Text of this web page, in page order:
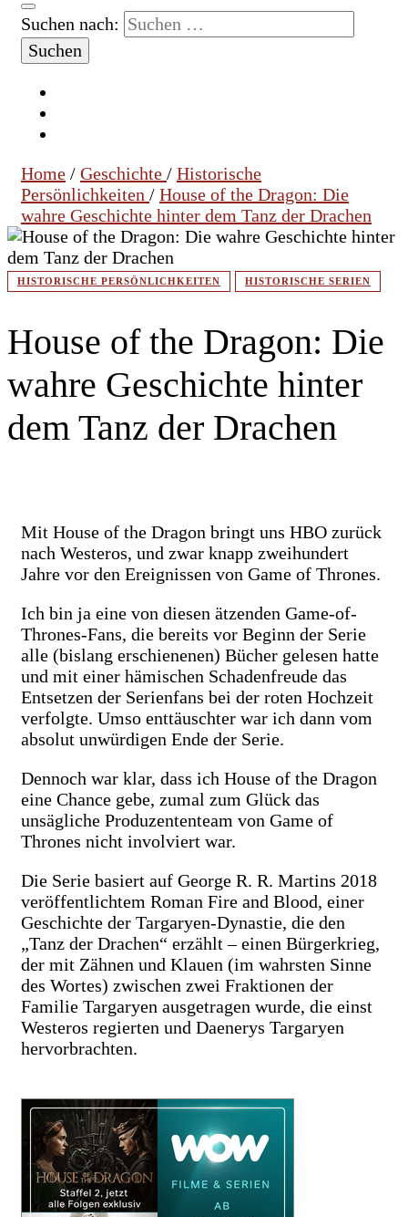
Suchen nach:
Home / Geschichte / Historische
Persönlichkeiten / House of the Dragon: Die
wahre Geschichte hinter dem Tanz der Drachen
HISTORISCHE PERSÖNLICHKEITEN HISTORISCHE SERIEN
House of the Dragon: Die
wahre Geschichte hinter
dem Tanz der Drachen
Mit House of the Dragon bringt uns HBO zurück
nach Westeros, und zwar knapp zweihundert
Jahre vor den Ereignissen von Game of Thrones.
Ich bin ja eine von diesen ätzenden Game-of-
Thrones-Fans, die bereits vor Beginn der Serie
alle (bislang erschienenen) Bücher gelesen hatte
und mit einer hämischen Schadenfreude das
Entsetzen der Serienfans bei der roten Hochzeit
verfolgte. Umso enttäuschter war ich dann vom
absolut unwürdigen Ende der Serie.
Dennoch war klar, dass ich House of the Dragon
eine Chance gebe, zumal zum Glück das
unsägliche Produzententeam von Game of
Thrones nicht involviert war.
Die Serie basiert auf George R. R. Martins 2018
veröffentlichtem Roman Fire and Blood, einer
Geschichte der Targaryen-Dynastie, die den
„Tanz der Drachen“ erzählt – einen Bürgerkrieg,
der mit Zähnen und Klauen (im wahrsten Sinne
des Wortes) zwischen zwei Fraktionen der
Familie Targaryen ausgetragen wurde, die einst
Westeros regierten und Daenerys Targaryen
hervorbrachten.